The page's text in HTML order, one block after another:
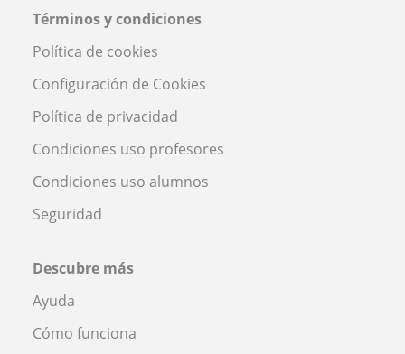
Términos y condiciones
Política de cookies
Configuración de Cookies
Política de privacidad
Condiciones uso profesores
Condiciones uso alumnos
Seguridad
Descubre más
Ayuda
Cómo funciona